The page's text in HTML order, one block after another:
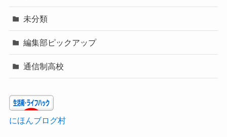
未分類
編集部ピックアップ
通信制高校
にほんブログ村